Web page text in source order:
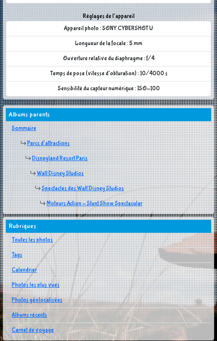
Réglages de l'appareil
Appareil photo : SONY CYBERSHOT U
Longueur de la focale : 5 mm
Ouverture relative du diaphragme : f/4
Temps de pose (vitesse d'obturation) : 10/4000 s
Sensibilité du capteur numérique : ISO-100
Albums parents
Sommaire
Parcs d'attractions
Disneyland Resort Paris
Walt Disney Studios
Spectacles des Walt Disney Studios
Moteurs Action - Stunt Show Spectacular
Rubriques
Toutes les photos
Tags
Calendrier
Photos les plus vues
Photos géolocalisées
Albums récents
Carnet de voyage